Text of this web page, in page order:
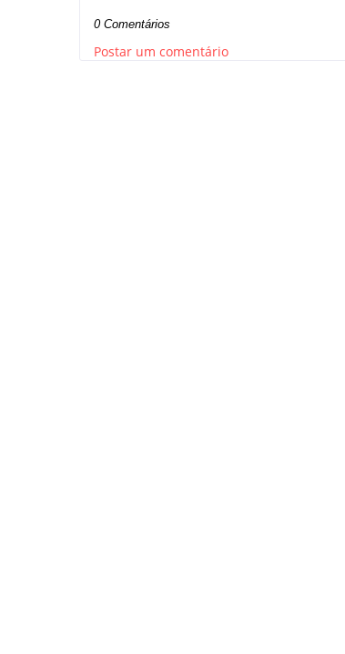
0 Comentários
Postar um comentário